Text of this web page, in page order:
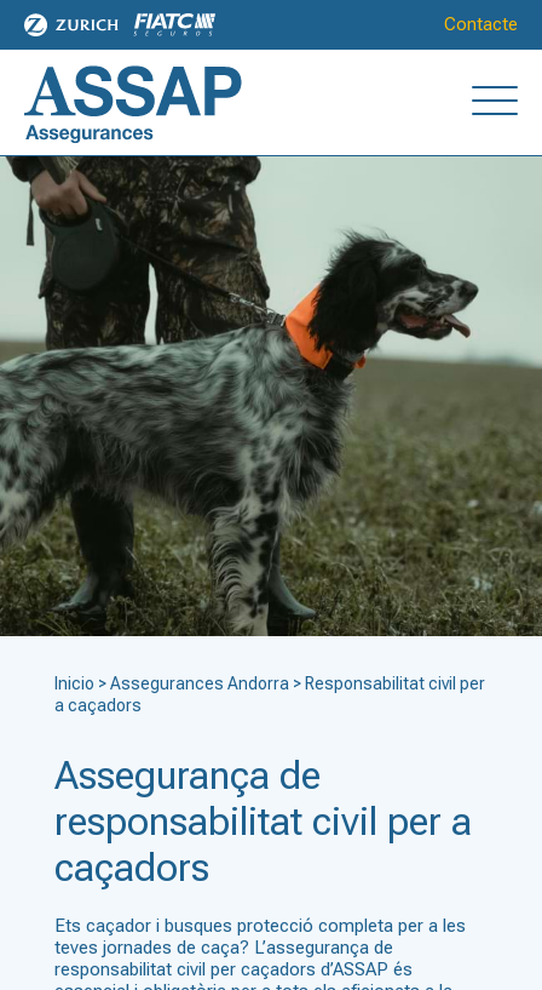
Contacte
Inicio >Assegurances Andorra > Responsabilitat civil per
a caçadors
Assegurança de
responsabilitat civil per a
caçadors
Ets caçador i busques protecció completa per a les
teves jornades de caça? L’assegurança de
responsabilitat civil per caçadors d’ASSAP és